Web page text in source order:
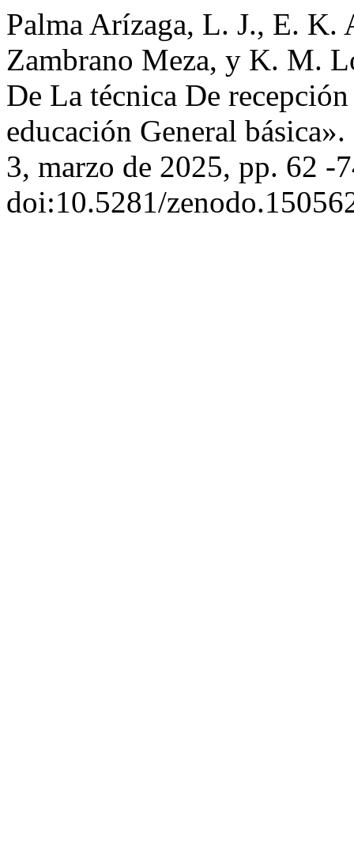
Palma Arízaga, L. J., E.
Zambrano Meza, y K. M.
De La técnica De
educación General básica».
3, marzo de 2025, pp. 62 -
doi:10.5281/